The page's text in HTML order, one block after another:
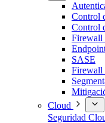
Control
Control
Firewall
SASE
Firewall
Cloud
Seguridad